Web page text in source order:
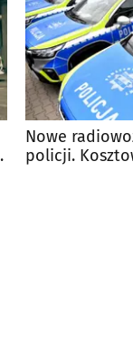
Nowe
policji.